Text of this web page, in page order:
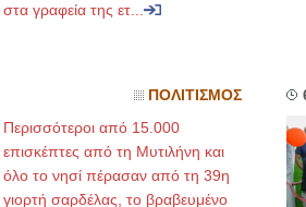
στα γραφεία της ετ...
ΠΟΛΙΤΙΣΜΟΣ
Περισσότεροι από 15.000
επισκέπτες από τη Μυτιλήνη και
όλο το νησί πέρασαν από τη 39η
γιορτή σαρδέλας, το βραβευμένο